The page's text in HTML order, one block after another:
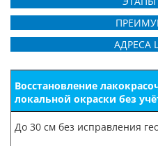
АДРЕСА
Восстановление
локальной окраски без
До 30 см без исправления